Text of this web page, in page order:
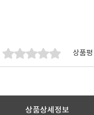
상품평
상품상세정보